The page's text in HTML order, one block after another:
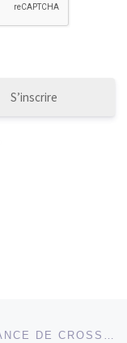
S’inscrire
EMMA AU CHAMPIONNAT DE FRANCE DE CROSS COUNTRY 14/11/2021 !